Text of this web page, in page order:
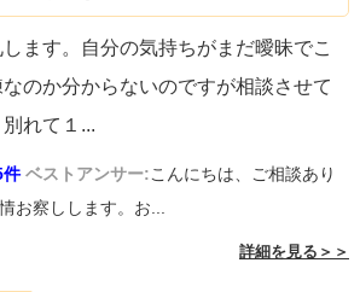
ます。自分の気持ちがまだ曖昧でこ
のか分からないのですが相談させて
れて１ ...
件 ベストアンサー:こんにちは、ご相談あり
お察しします。お...
詳細を見る＞＞